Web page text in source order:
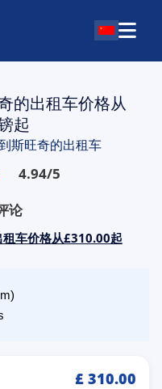
的出租车价格从
起
斯旺奇的出租车
4.94/5
论
车价格从£310.00起
£ 310.00